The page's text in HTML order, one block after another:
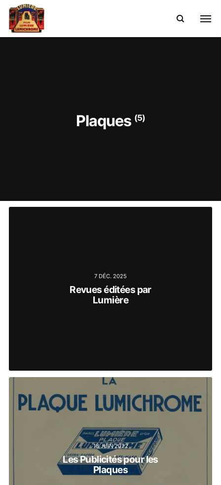
Plaques (5)
7 DÉC. 2025
Revues éditées par
Lumière
18 JUIN 2022
Les Publicités pour les
Plaques